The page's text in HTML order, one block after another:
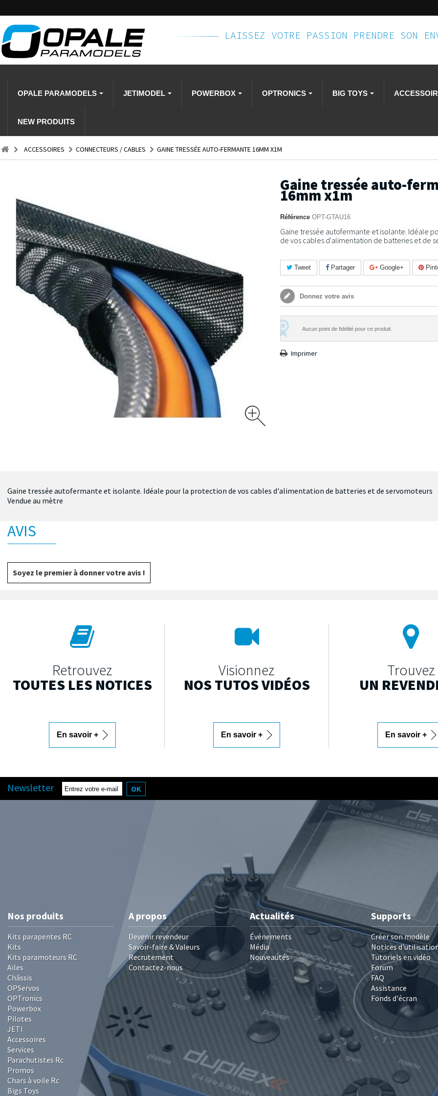
LAISSEZ VOTRE PASSION PRENDRE SON
OPALE PARAMODELS JETIMODEL POWERBOX OPTRONICS BIG TOYS
NEW PRODUITS
ACCESSOIRES CONNECTEURS / CABLES GAINE TRESSÉE AUTO-FERMANTE 16MM X1M
Gaine tressée auto-
16mm x1m
Référence OPT-GTAU16
Gaine tressée autofermante et isolante. Idéale
de vos cables d'alimentation de batteries et de
Tweet Partager Google+
Donnez votre avis
Aucun point de fidélité pour ce produit.
Imprimer
Gaine tressée autofermante et isolante. Idéale pour la protection de vos cables d'alimentation de batteries et de servomoteurs
Vendue au mètre
AVIS
Soyez le premier à donner votre avis !
Retrouvez
TOUTES LES NOTICES
En savoir +
Visionnez
NOS TUTOS VIDÉOS
En savoir +
Trouvez
UN
En savoir +
Newsletter OK
Nos produits
Kits parapentes RC
Kits
Kits paramoteurs RC
Ailes
Châssis
OPServos
OPTronics
Powerbox
Pilotes
JETI
Accessoires
Services
Parachutistes Rc
Promos
Chars à voile Rc
Bigs Toys
A propos
Devenir revendeur
Savoir-faire & Valeurs
Recrutement
Contactez-nous
Actualités
Événements
Média
Nouveautés
Supports
Créer son modèle
Notices
Tutoriels en vidéo
Forum
FAQ
Assistance
Fonds d'écran